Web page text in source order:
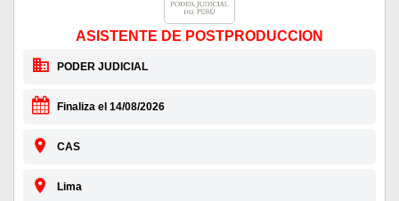
ASISTENTE DE POSTPRODUCCION
PODER JUDICIAL
Finaliza el 14/08/2026
CAS
Lima